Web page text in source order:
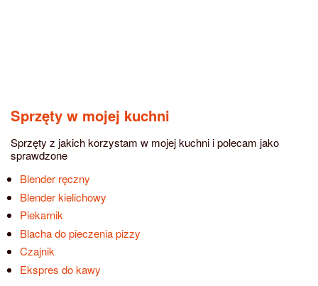
Sprzęty w mojej kuchni
Sprzęty z jakich korzystam w mojej kuchni i polecam jako
sprawdzone
Blender ręczny
Blender kielichowy
Piekarnik
Blacha do pieczenia pizzy
Czajnik
Ekspres do kawy